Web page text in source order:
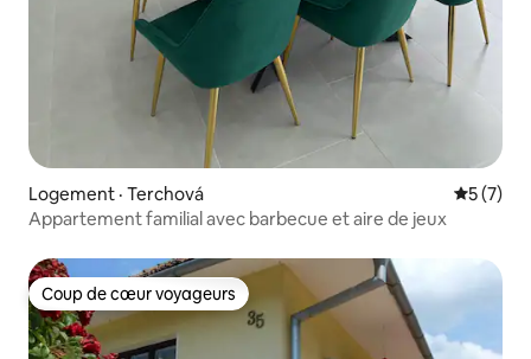
Logement · Terchová Note
5 (7)
Appartement familial avec barbecue et aire de jeux
Coup de cœur voyageurs
Coup de cœur voyageurs